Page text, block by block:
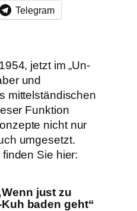
Telegram
jetzt im „Un-
und
mittelständischen
Funktion
nicht nur
umgesetzt.
Sie hier:
just zu
baden geht“